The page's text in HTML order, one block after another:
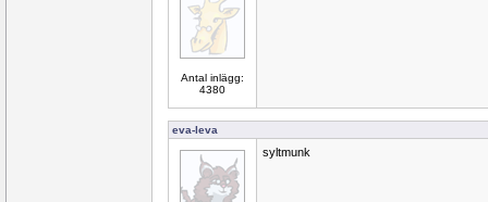
Antal inlägg:
4380
eva-leva
syltmunk